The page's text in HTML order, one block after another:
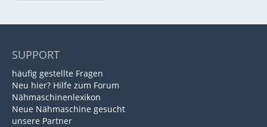
SUPPORT
häufig gestellte Fragen
Neu hier? Hilfe zum Forum
Nähmaschinenlexikon
Neue Nähmaschine gesucht
unsere Partner